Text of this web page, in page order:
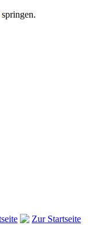
springen.